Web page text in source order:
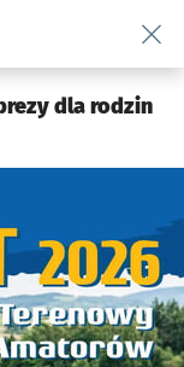
Dla mieszkańca
dla rodzin